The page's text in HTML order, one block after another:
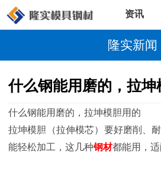
资讯
隆实新闻
什么钢能用磨的，拉坤
什么钢能用磨的，拉坤模胆用的
拉坤模胆（拉伸模芯）要好磨削、
能轻松加工，这几种钢材都能用，适